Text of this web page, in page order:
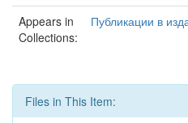
Appears in
Collections:
Публикации в
Files in This Item: